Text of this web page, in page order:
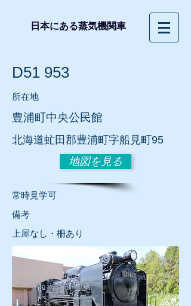
日本にある蒸気機関車
D51 953
所在地
豊浦町中央公民館
北海道虻田郡豊浦町字船見町95
地図を見る
常時見学可
​備考
​上屋なし・柵あり